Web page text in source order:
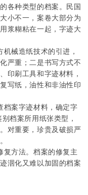
各种类型的档案。民国
小不一，案卷大部分为
浆糊粘在一起，字迹大
械造纸技术的引进，
严重；二是书写方式不
印刷工具和字迹材料，
写纸，油性和非油性印
案字迹材料，确定字
档案所用纸张类型，
对重要，珍贵及破损严
方法。档案的修复主
洇化又难以加固的档案